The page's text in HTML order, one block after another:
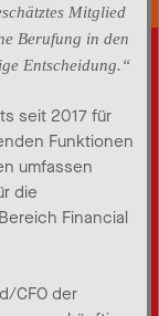
Mitglied
Berufung in den
Entscheidung.“
seit 2017 für
Funktionen
umfassen
die
Financial
CFO der